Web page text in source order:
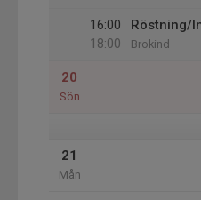
16:00
18:00
Röstning/
Brokind
20
Sön
21
Mån